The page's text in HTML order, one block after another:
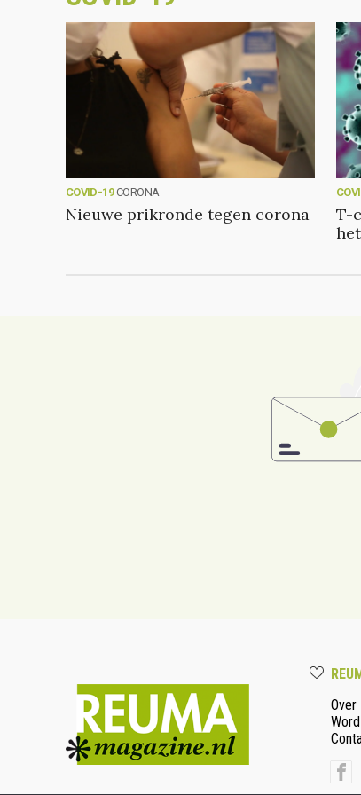
COVID-19 CORONA
Nieuwe prikronde tegen corona
T-
Over